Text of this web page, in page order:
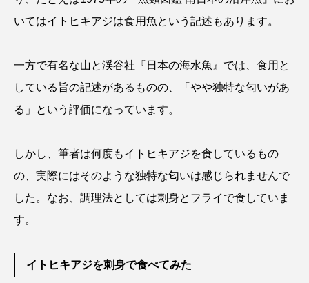
シャコガイ シュレーゲルアオガエル
スナモグリ スベスベマンジュウガニ
センニンガジ ソウギョ
いてはイトヒキアジは食用魚という記述もあります。
一方で有名な山と渓谷社『日本の海水魚』では、食用と
している旨の記述があるものの、「やや独特な匂いがあ
る」という評価になっています。
しかし、筆者は何度もイトヒキアジを食しているもの
の、実際にはそのような独特な匂いは感じられませんで
した。なお、調理法としては刺身とフライで食していま
す。
イトヒキアジを刺身で食べてみた